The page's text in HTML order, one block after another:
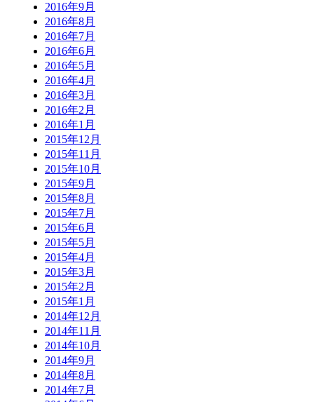
2016年9月
2016年8月
2016年7月
2016年6月
2016年5月
2016年4月
2016年3月
2016年2月
2016年1月
2015年12月
2015年11月
2015年10月
2015年9月
2015年8月
2015年7月
2015年6月
2015年5月
2015年4月
2015年3月
2015年2月
2015年1月
2014年12月
2014年11月
2014年10月
2014年9月
2014年8月
2014年7月